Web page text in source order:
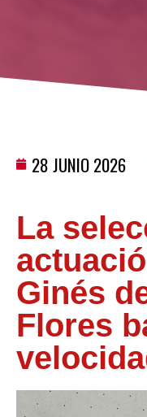
28 JUNIO 2026
La
Ginés
Flores